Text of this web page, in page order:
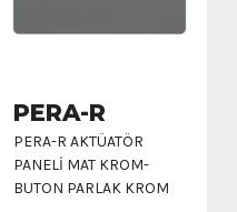
PERA-R
PERA-R AKTÜATÖR
PANELİ MAT KROM-
BUTON PARLAK KROM